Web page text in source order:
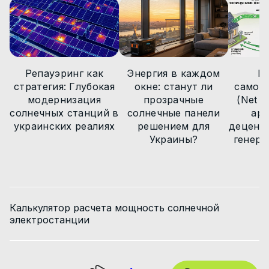
Статьи
Новости
Новости
Репауэринг как
стратегия: Глубокая
модернизация
солнечных станций в
украинских реалиях
Энергия в каждом
окне: станут ли
прозрачные
солнечные панели
решением для
Украины?
(Net
Калькулятор расчета мощность солнечной
электростанции